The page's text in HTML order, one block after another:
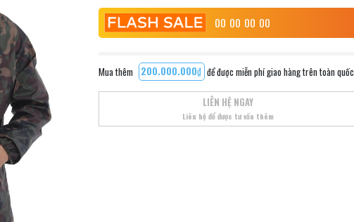
00 00 00 00
Mua thêm 200.000.000₫ để được miễn phí giao hàng trên toàn quốc
LIÊN HỆ NGAY
Liên hệ để được tư vấn thêm